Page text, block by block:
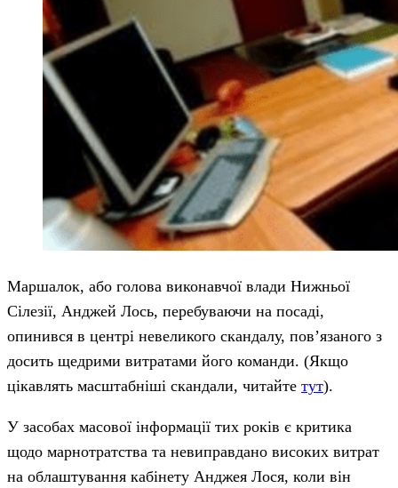
Маршалок, або голова виконавчої влади Нижньої
Сілезії, Анджей Лось, перебуваючи на посаді,
опинився в центрі невеликого скандалу, пов’язаного з
досить щедрими витратами його команди. (Якщо
цікавлять масштабніші скандали, читайте тут).
У засобах масової інформації тих років є критика
щодо марнотратства та невиправдано високих витрат
на облаштування кабінету Анджея Лося, коли він